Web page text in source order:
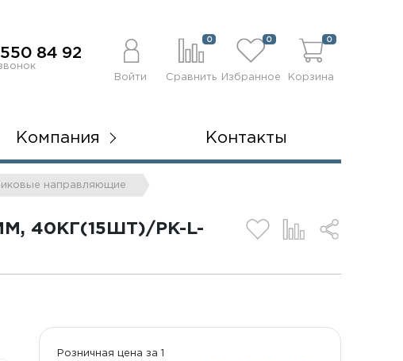
84 92
Войти
0
Сравнить
0
Избранное
0
Корзина
Компания Контакты
направляющие
40КГ(15ШТ)/PK-L-
Розничная цена за 1